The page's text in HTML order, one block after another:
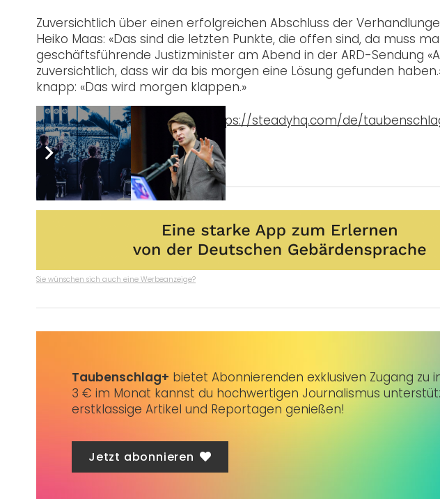
Zuversichtlich über einen erfolgreichen Abschluss der
Heiko Maas: «Das sind die letzten Punkte, die offen sind, da muss
geschäftsführende Justizminister am Abend in der ARD-Sendung
zuversichtlich, dass wir da bis morgen eine Lösung gefunden
knapp: «Das wird morgen klappen.»
Taubenschlagunterstützen! https://steadyhq.com/de/
Post Views:
Sie wünschen sich auch eine Werbeanzeige?
Taubenschlag+ bietet Abonnierenden exklusiven Zugang zu
3 € im Monat kannst du hochwertigen Journalismus
erstklassige Artikel und Reportagen genießen!
Jetzt abonnieren